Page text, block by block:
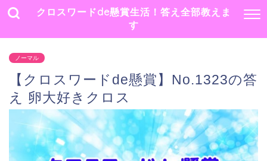
クロスワードde懸賞生活！答え全部教えま
す
ノーマル
【クロスワードde懸賞】No.1323の答
え 卵大好きクロス